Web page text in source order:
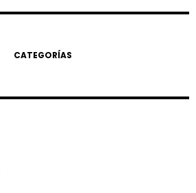
CATEGORÍAS